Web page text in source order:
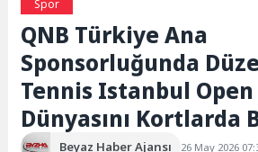
Spor
QNB Türkiye Ana
Sponsorluğunda
Tennis Istanbul Open
Dünyasını Kortlarda
Beyaz Haber Ajansı
26 May 2026